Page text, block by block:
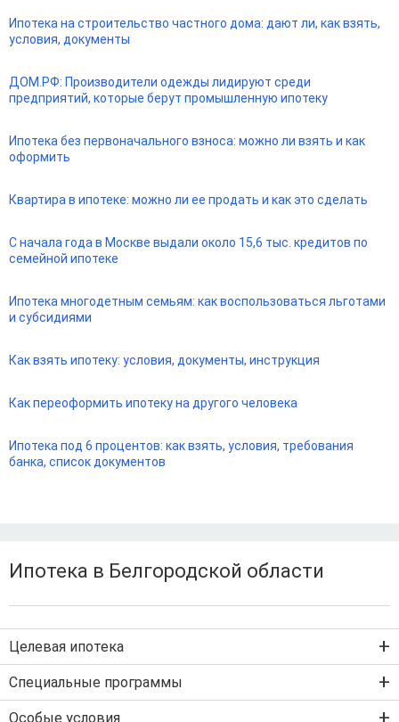
Ипотека на строительство частного дома: дают ли, как взять,
условия, документы
ДОМ.РФ: Производители одежды лидируют среди
предприятий, которые берут промышленную ипотеку
Ипотека без первоначального взноса: можно ли взять и как
оформить
Квартира в ипотеке: можно ли ее продать и как это сделать
С начала года в Москве выдали около 15,6 тыс. кредитов по
семейной ипотеке
Ипотека многодетным семьям: как воспользоваться льготами
и субсидиями
Как взять ипотеку: условия, документы, инструкция
Как переоформить ипотеку на другого человека
Ипотека под 6 процентов: как взять, условия, требования
банка, список документов
Ипотека в Белгородской области
Целевая ипотека
Ипотека на вторичку
Специальные программы
Особые условия